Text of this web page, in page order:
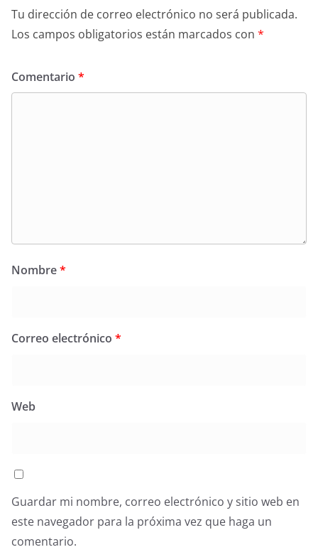
Tu dirección de correo electrónico no será publicada.
Los campos obligatorios están marcados con *
Comentario *
Nombre*
Correo electrónico *
Web
Guardar mi nombre, correo electrónico y sitio web en
este navegador para la próxima vez que haga un
comentario.